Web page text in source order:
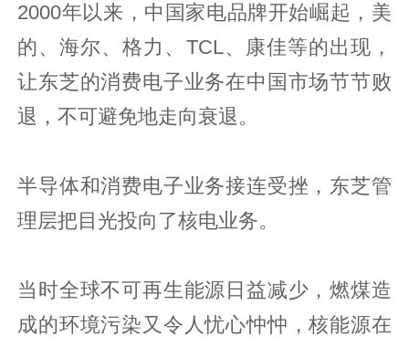
2000年以来，中国家电品牌开始崛起，美
的、海尔、格力、TCL、康佳等的出现，
让东芝的消费电子业务在中国市场节节败
退，不可避免地走向衰退。
半导体和消费电子业务接连受挫，东芝管
理层把目光投向了核电业务。
当时全球不可再生能源日益减少，燃煤造
成的环境污染又令人忧心忡忡，核能源在